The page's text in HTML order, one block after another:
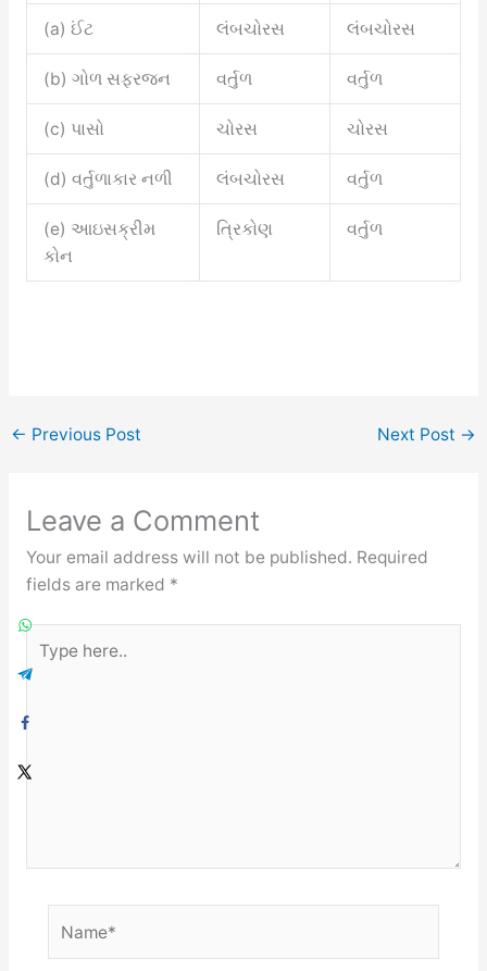
(a) ઈંટ લંબચોરસ લંબચોરસ
(b) ગોળ સફરજન વર્તુળ વર્તુળ
(c) પાસો ચોરસ ચોરસ
(d) વર્તુળાકાર નળી લંબચોરસ વર્તુળ
(e) આઇસક્રીમ
કોન
ત્રિકોણ વર્તુળ
← Previous Post Next Post →
Leave a Comment
Your email address will not be published. Required
fields are marked *
Type
here..